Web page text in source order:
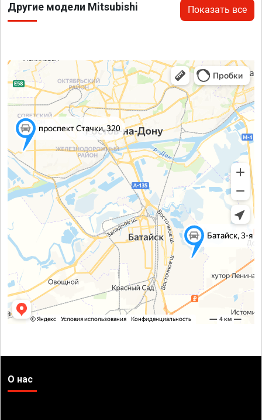
Другие модели Mitsubishi Показать все
О нас